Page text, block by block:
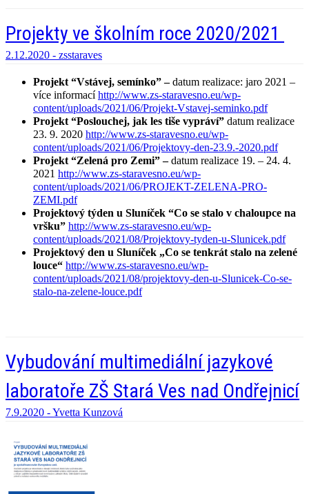
Projekty ve školním roce 2020/2021
2.12.2020 - zsstaraves
Projekt “Vstávej, semínko” –datum realizace: jaro 2021 –
více informacíhttp://www.zs-staravesno.eu/wp-
content/uploads/2021/06/Projekt-Vstavej-seminko.pdf
Projekt “Poslouchej, jak les tiše vypráví” datum realizace
23. 9. 2020 http://www.zs-staravesno.eu/wp-
content/uploads/2021/06/Projektovy-den-23.9.-2020.pdf
Projekt “Zelená pro Zemi” –datum realizace 19. – 24. 4.
2021 http://www.zs-staravesno.eu/wp-
content/uploads/2021/06/PROJEKT-ZELENA-PRO-
ZEMI.pdf
Projektový týden u Sluníček “Co se stalo v chaloupce na
vršku” http://www.zs-staravesno.eu/wp-
content/uploads/2021/08/Projektovy-tyden-u-Slunicek.pdf
Projektový den u Sluníček „Co se tenkrát stalo na zelené
louce“ http://www.zs-staravesno.eu/wp-
content/uploads/2021/08/projektovy-den-u-Slunicek-Co-se-
stalo-na-zelene-louce.pdf
Vybudování multimediální jazykové
laboratoře ZŠ Stará Ves nad Ondřejnicí
7.9.2020 -Yvetta Kunzová